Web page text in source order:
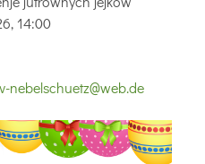
14:00
nebelschuetz@web.de